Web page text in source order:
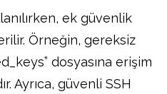
ek güvenlik
Örneğin, gereksiz
dosyasına erişim
Ayrıca, güvenli SSH